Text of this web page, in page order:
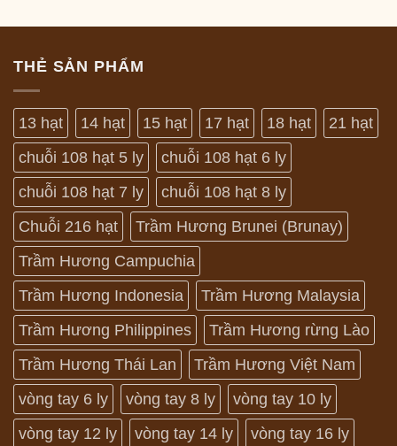
THẺ SẢN PHẨM
13 hạt 14 hạt 15 hạt 17 hạt 18 hạt
21 hạt
chuỗi 108 hạt 5 ly
chuỗi 108 hạt 6 ly
chuỗi 108 hạt 7 ly
chuỗi 108 hạt 8 ly
Chuỗi 216 hạt
Trầm Hương Brunei (Brunay)
Trầm Hương Campuchia
Trầm Hương Indonesia
Trầm Hương Malaysia
Trầm Hương Philippines
Trầm Hương rừng Lào
Trầm Hương Thái Lan
Trầm Hương Việt Nam
vòng tay 6 ly
vòng tay 8 ly
vòng tay 10 ly
vòng tay 12 ly
vòng tay 14 ly
vòng tay 16 ly